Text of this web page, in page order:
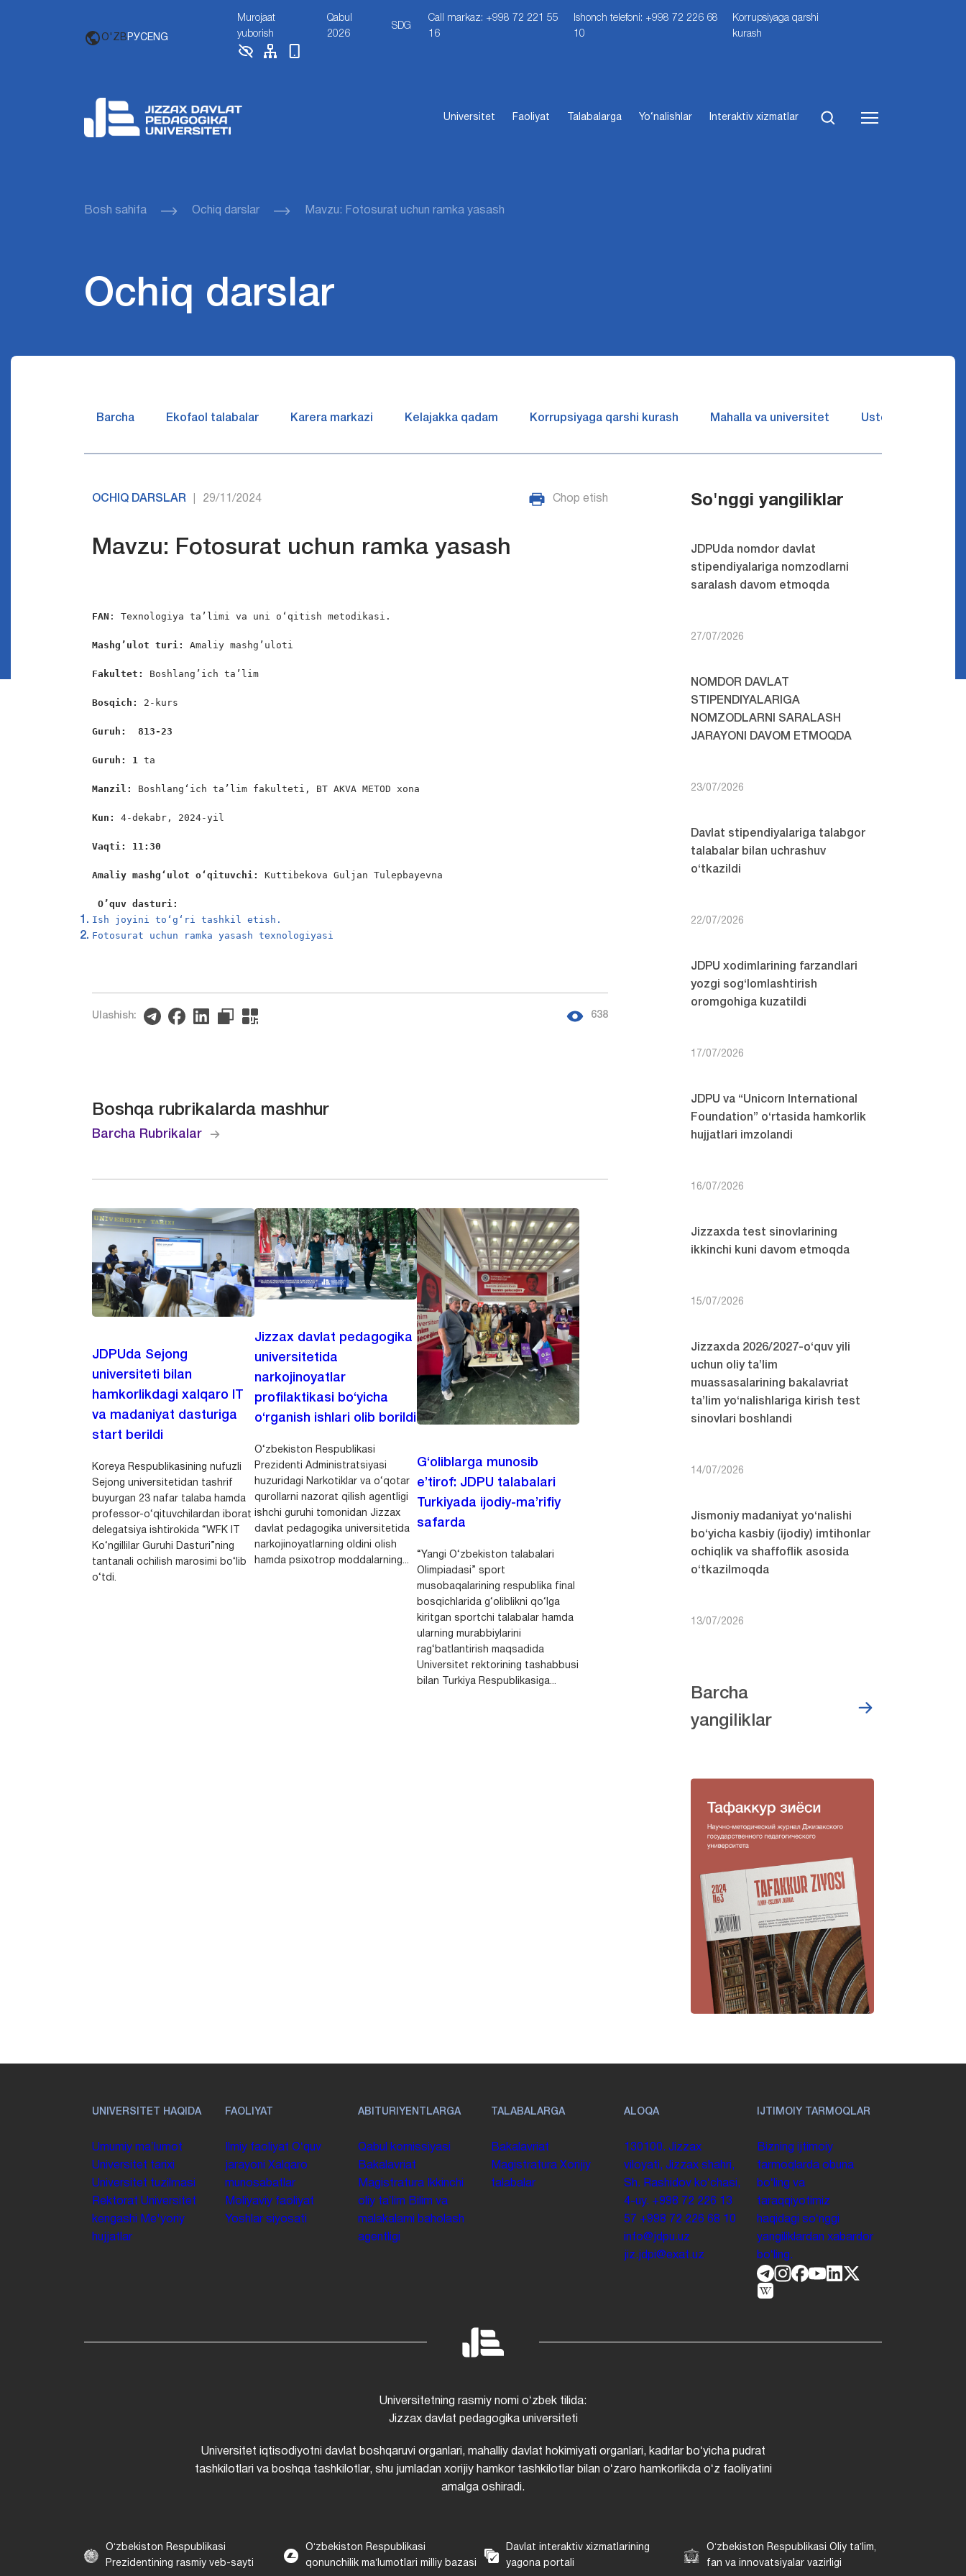
O'ZB РУСENG
Murojaat
yuborish
Qabul
2026
SDG
Call markaz: +998 72 221 55
16
Ishonch telefoni: +998 72 226 68
10
Korrupsiyaga qarshi
kurash
Universitet Faoliyat Talabalarga Yo‘nalishlar Interaktiv xizmatlar
Bosh sahifa Ochiq darslar Mavzu: Fotosurat uchun ramka yasash
Ochiq darslar
Barcha Ekofaol talabalar Karera markazi Kelajakka qadam Korrupsiyaga qarshi kurash Mahalla va universitet Ustozlar suhbatin
OCHIQ DARSLAR 29/11/2024 Chop etish
Mavzu: Fotosurat uchun ramka yasash
FAN : Texnologiya ta’limi va uni o‘qitish metodikasi.
Mashg’ulot turi: Amaliy mashg’uloti
Fakultet: Boshlang’ich ta’lim
Bosqich: 2-kurs
Guruh:  813-23
Guruh: 1 ta
Manzil: Boshlang‘ich ta’lim fakulteti, BT AKVA METOD xona
Kun: 4-dekabr, 2024-yil
Vaqti: 11:30
Amaliy mashgʻulot o‘qituvchi: Kuttibekova Guljan Tulepbayevna
O’quv dasturi:
Ish joyini to‘g‘ri tashkil etish.
Fotosurat uchun ramka yasash texnologiyasi
Ulashish: 638
Boshqa rubrikalarda mashhur
Barcha Rubrikalar
JDPUda Sejong
universiteti bilan
hamkorlikdagi xalqaro IT
va madaniyat dasturiga
start berildi
Koreya Respublikasining nufuzli
Sejong universitetidan tashrif
buyurgan 23 nafar talaba hamda
professor-o‘qituvchilardan iborat
delegatsiya ishtirokida “WFK IT
Ko‘ngillilar Guruhi Dasturi”ning
tantanali ochilish marosimi bo‘lib
o‘tdi.
Jizzax davlat pedagogika
universitetida
narkojinoyatlar
profilaktikasi bo‘yicha
o‘rganish ishlari olib borildi
O‘zbekiston Respublikasi
Prezidenti Administratsiyasi
huzuridagi Narkotiklar va o‘qotar
qurollarni nazorat qilish agentligi
ishchi guruhi tomonidan Jizzax
davlat pedagogika universitetida
narkojinoyatlarning oldini olish
hamda psixotrop moddalarning...
G‘oliblarga munosib
e’tirof: JDPU talabalari
Turkiyada ijodiy-ma’rifiy
safarda
“Yangi O‘zbekiston talabalari
Olimpiadasi” sport
musobaqalarining respublika final
bosqichlarida g‘oliblikni qo‘lga
kiritgan sportchi talabalar hamda
ularning murabbiylarini
rag‘batlantirish maqsadida
Universitet rektorining tashabbusi
bilan Turkiya Respublikasiga...
So'nggi yangiliklar
JDPUda nomdor davlat
stipendiyalariga nomzodlarni
saralash davom etmoqda
27/07/2026
NOMDOR DAVLAT
STIPENDIYALARIGA
NOMZODLARNI SARALASH
JARAYONI DAVOM ETMOQDA
23/07/2026
Davlat stipendiyalariga talabgor
talabalar bilan uchrashuv
o‘tkazildi
22/07/2026
JDPU xodimlarining farzandlari
yozgi sog‘lomlashtirish
oromgohiga kuzatildi
17/07/2026
JDPU va “Unicorn International
Foundation” o‘rtasida hamkorlik
hujjatlari imzolandi
16/07/2026
Jizzaxda test sinovlarining
ikkinchi kuni davom etmoqda
15/07/2026
Jizzaxda 2026/2027-o‘quv yili
uchun oliy ta’lim
muassasalarining bakalavriat
ta’lim yo‘nalishlariga kirish test
sinovlari boshlandi
14/07/2026
Jismoniy madaniyat yo‘nalishi
bo‘yicha kasbiy (ijodiy) imtihonlar
ochiqlik va shaffoflik asosida
o‘tkazilmoqda
13/07/2026
Barcha
yangiliklar
UNIVERSITET HAQIDA
Umumiy maʼlumot
Universitet tarixi
Universitet tuzilmasi
Rektorat Universitet
kengashi
Me'yoriy
hujjatlar
FAOLIYAT
Ilmiy faoliyat Oʻquv
jarayoni Xalqaro
munosabatlar
Moliyaviy faoliyat
Yoshlar siyosati
ABITURIYENTLARGA
Qabul komissiyasi
Bakalavriat
Magistratura
Ikkinchi
oliy taʼlim Bilim va
malakalarni baholash
agentligi
TALABALARGA
Bakalavriat
Magistratura Xorijiy
talabalar
ALOQA
130100. Jizzax
viloyati, Jizzax shahri,
Sh. Rashidov koʻchasi,
4-uy. +998 72 226 13
57 +998 72 226 68 10
info@jdpu.uz
jiz.jdpi@exat.uz
IJTIMOIY TARMOQLAR
Bizning ijtimoiy
tarmoqlarda obuna
boʻling va
taraqqiyotimiz
haqidagi soʻnggi
yangiliklardan xabardor
boʻling.
Universitetning rasmiy nomi oʻzbek tilida:
Jizzax davlat pedagogika universiteti
Universitet iqtisodiyotni davlat boshqaruvi organlari, mahalliy davlat hokimiyati organlari, kadrlar boʻyicha pudrat
tashkilotlari va boshqa tashkilotlar, shu jumladan xorijiy hamkor tashkilotlar bilan oʻzaro hamkorlikda oʻz faoliyatini
amalga oshiradi.
Oʻzbekiston Respublikasi
Prezidentining rasmiy veb-sayti
Oʻzbekiston Respublikasi
qonunchilik maʼlumotlari milliy bazasi
Davlat interaktiv xizmatlarining
yagona portali
Oʻzbekiston Respublikasi Oliy taʼlim,
fan va innovatsiyalar vazirligi